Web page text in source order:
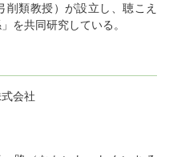
類教授）が設立し、聴こえ
を共同研究している。
会社